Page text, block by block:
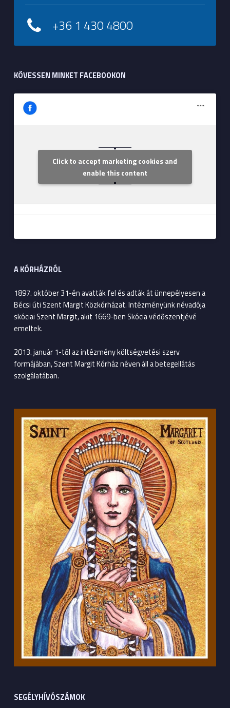
+36 1 430 4800
KÖVESSEN MINKET FACEBOOKON
Szent Margit Kórház
Click to accept marketing cookies and
enable this content
A KÓRHÁZRÓL
1897. október 31-én avatták fel és adták át ünnepélyesen a
Bécsi úti Szent Margit Közkórházat. Intézményünk névadója
skóciai Szent Margit, akit 1669-ben Skócia védőszentjévé
emeltek.
2013. január 1-től az intézmény költségvetési szerv
formájában, Szent Margit Kórház néven áll a betegellátás
szolgálatában.
SEGÉLYHÍVÓSZÁMOK